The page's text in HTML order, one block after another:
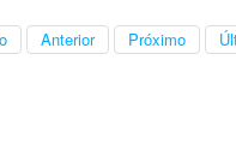
Anterior Próximo